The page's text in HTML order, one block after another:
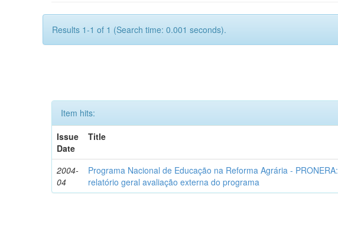
Results 1-1 of 1 (Search time: 0.001 seconds).
Item hits:
Issue
Date
Title
2004-
04
Programa Nacional de Educação na Reforma Agrária - PRONERA:
relatório geral avaliação externa do programa